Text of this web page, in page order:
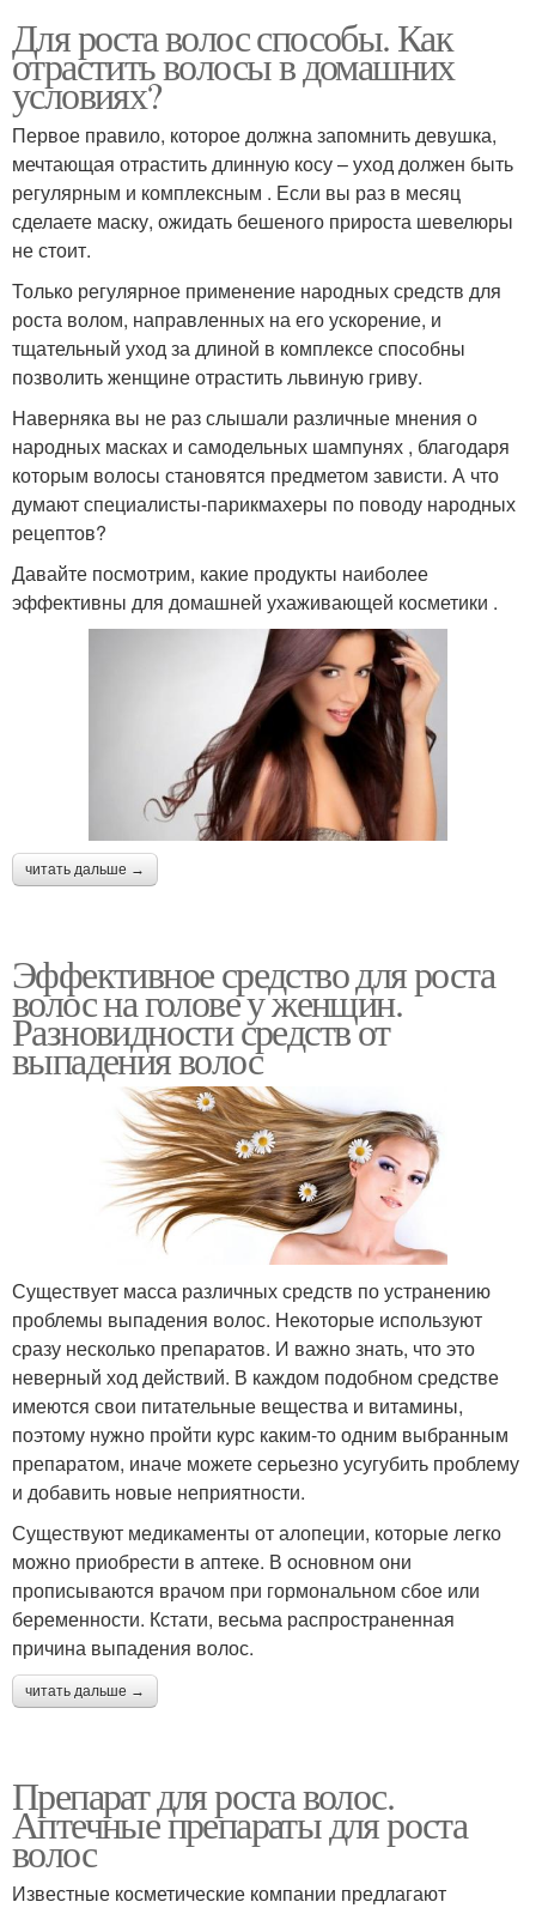
Для роста волос способы. Как
отрастить волосы в домашних
условиях?
Первое правило, которое должна запомнить девушка,
мечтающая отрастить длинную косу – уход должен быть
регулярным и комплексным . Если вы раз в месяц
сделаете маску, ожидать бешеного прироста шевелюры
не стоит.
Только регулярное применение народных средств для
роста волом, направленных на его ускорение, и
тщательный уход за длиной в комплексе способны
позволить женщине отрастить львиную гриву.
Наверняка вы не раз слышали различные мнения о
народных масках и самодельных шампунях , благодаря
которым волосы становятся предметом зависти. А что
думают специалисты-парикмахеры по поводу народных
рецептов?
Давайте посмотрим, какие продукты наиболее
эффективны для домашней ухаживающей косметики .
читать дальше →
Эффективное средство для роста
волос на голове у женщин.
Разновидности средств от
выпадения волос
Существует масса различных средств по устранению
проблемы выпадения волос. Некоторые используют
сразу несколько препаратов. И важно знать, что это
неверный ход действий. В каждом подобном средстве
имеются свои питательные вещества и витамины,
поэтому нужно пройти курс каким-то одним выбранным
препаратом, иначе можете серьезно усугубить проблему
и добавить новые неприятности.
Существуют медикаменты от алопеции, которые легко
можно приобрести в аптеке. В основном они
прописываются врачом при гормональном сбое или
беременности. Кстати, весьма распространенная
причина выпадения волос.
читать дальше →
Препарат для роста волос.
Аптечные препараты для роста
волос
Известные косметические компании предлагают